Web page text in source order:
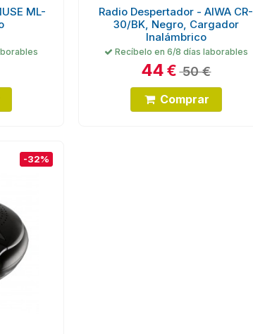
ML-
Radio Despertador - AIWA CR-
30/BK, Negro, Cargador
Inalámbrico
Recíbelo en 6/8 días laborables
44 € 50 €
Comprar
-32%